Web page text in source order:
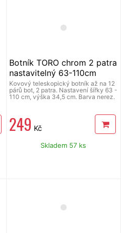
Botník TORO chrom 2 patra
nastavitelný 63-110cm
Kovový teleskopický botník až na 12
párů bot, 2 patra. Nastavení šířky 63 -
110 cm, výška 34,5 cm. Barva nerez.
249 Kč
Skladem 57 ks